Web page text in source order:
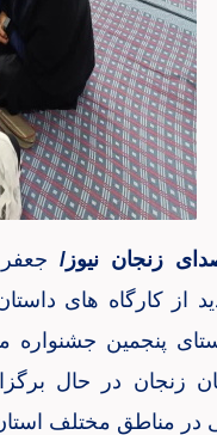
زنجان نیوز/
از کارگاه های
پنجمین جشنواره
زنجان در حال
در مناطق مختلف